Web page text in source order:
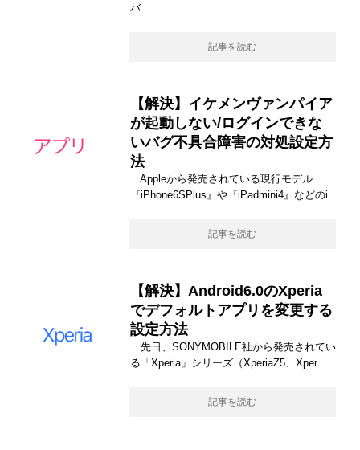
バ
記事を読む
【解決】イケメンヴァンパイア
が起動しない/ログインできな
いバグ不具合障害の対処設定方
法
Appleから発売されている現行モデル
『iPhone6SPlus』や『iPadmini4』などのi
記事を読む
【解決】Android6.0のXperia
でデフォルトアプリを変更する
設定方法
先日、SONYMOBILE社から発売されてい
る「Xperia」シリーズ（XperiaZ5、Xper
記事を読む